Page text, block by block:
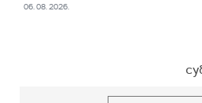
06. 08. 2026.